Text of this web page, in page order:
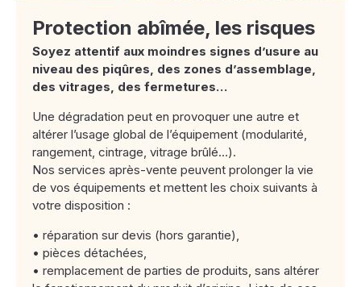
Protection abîmée, les risques
Soyez attentif aux moindres signes d’usure au
niveau des piqûres, des zones d’assemblage,
des vitrages, des fermetures…
Une dégradation peut en provoquer une autre et
altérer l’usage global de l’équipement (modularité,
rangement, cintrage, vitrage brûlé…).
Nos services après-vente peuvent prolonger la vie
de vos équipements et mettent les choix suivants à
votre disposition :
• réparation sur devis (hors garantie),
• pièces détachées,
• remplacement de parties de produits, sans altérer